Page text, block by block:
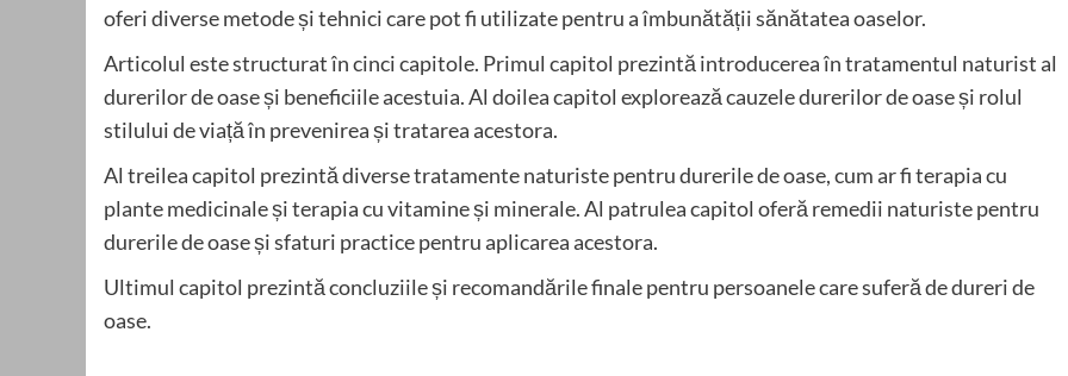
oferi diverse metode și tehnici care pot fi utilizate pentru a îmbunătății sănătatea oaselor.
Articolul este structurat în cinci capitole. Primul capitol prezintă introducerea în tratamentul naturist al
durerilor de oase și beneficiile acestuia. Al doilea capitol explorează cauzele durerilor de oase și rolul
stilului de viață în prevenirea și tratarea acestora.
Al treilea capitol prezintă diverse tratamente naturiste pentru durerile de oase, cum ar fi terapia cu
plante medicinale și terapia cu vitamine și minerale. Al patrulea capitol oferă remedii naturiste pentru
durerile de oase și sfaturi practice pentru aplicarea acestora.
Ultimul capitol prezintă concluziile și recomandările finale pentru persoanele care suferă de dureri de
oase.